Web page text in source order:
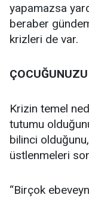
yapamazsa
beraber
krizleri de var.
Krizin temel
tutumu
bilinci
üstlenmeleri
“Birçok